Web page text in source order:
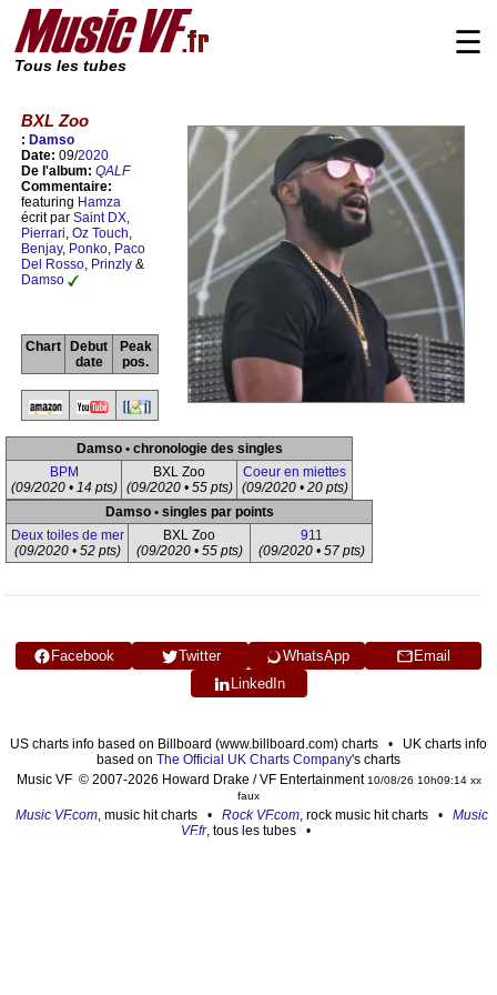
Tous les tubes
☰
BXL Zoo
: Damso
Date: 09/2020
De l'album: QALF
Commentaire:
featuring Hamza
écrit par Saint DX,
Pierrari, Oz Touch,
Benjay, Ponko, Paco
Del Rosso, Prinzly &
Damso
Chart
Debut
date
Peak
pos.
Damso • chronologie des singles
BPM
(09/2020 • 14 pts)
BXL Zoo
(09/2020 • 55 pts)
Coeur en miettes
(09/2020 • 20 pts)
Damso • singles par points
Deux toiles de mer
(09/2020 • 52 pts)
BXL Zoo
(09/2020 • 55 pts)
911
(09/2020 • 57 pts)
Facebook Twitter WhatsApp
Email
LinkedIn
US charts info based on Billboard (www.billboard.com) charts • UK charts info
based on The Official UK Charts Company's charts
Music VF © 2007-2026 Howard Drake / VF Entertainment 10/08/26 10h09:14 xx
faux
Music VF.com, music hit charts • Rock VF.com, rock music hit charts • Music
VF.fr, tous les tubes •